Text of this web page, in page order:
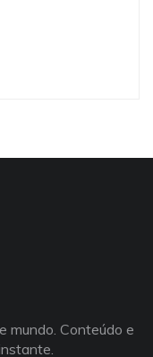
mundo. Conteúdo e